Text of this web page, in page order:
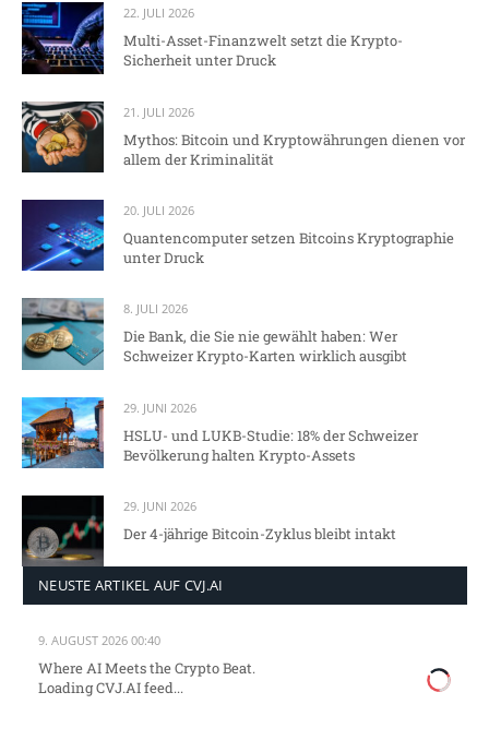
22. JULI 2026
Multi-Asset-Finanzwelt setzt die Krypto-
Sicherheit unter Druck
21. JULI 2026
Mythos: Bitcoin und Kryptowährungen dienen vor
allem der Kriminalität
20. JULI 2026
Quantencomputer setzen Bitcoins Kryptographie
unter Druck
8. JULI 2026
Die Bank, die Sie nie gewählt haben: Wer
Schweizer Krypto-Karten wirklich ausgibt
29. JUNI 2026
HSLU- und LUKB-Studie: 18% der Schweizer
Bevölkerung halten Krypto-Assets
29. JUNI 2026
Der 4-jährige Bitcoin-Zyklus bleibt intakt
NEUSTE ARTIKEL AUF CVJ.AI
9. AUGUST 2026 00:40
Where AI Meets the Crypto Beat.
Loading CVJ.AI feed...